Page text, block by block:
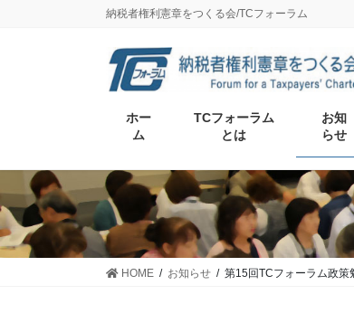
納税者権利憲章をつくる会/TCフォーラム
ホー
ム
TCフォーラム
とは
お知
らせ
HOME お知らせ 第15回TCフォーラム政策